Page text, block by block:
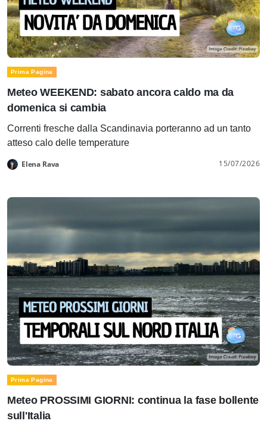
Prima Pagina
Meteo WEEKEND: sabato ancora caldo ma da
domenica si cambia
Correnti fresche dalla Scandinavia porteranno ad un tanto
atteso calo delle temperature
Elena Rava 15/07/2026
Prima Pagina
Meteo PROSSIMI GIORNI: continua la fase bollente
sull'Italia